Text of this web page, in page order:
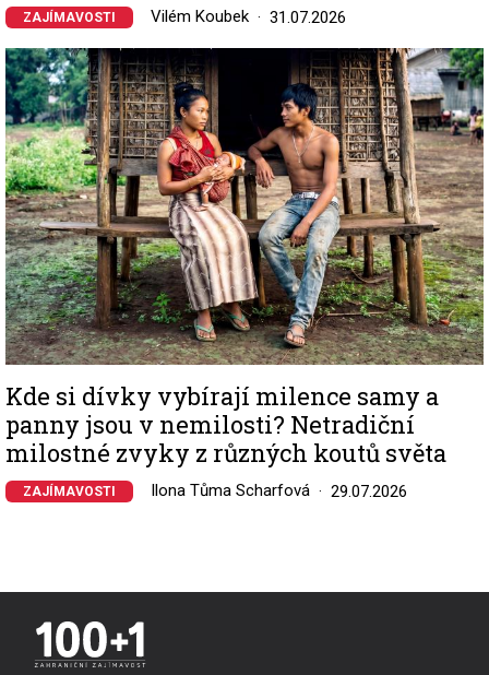
ZAJÍMAVOSTI Vilém Koubek 31.07.2026
Image
Kde si dívky vybírají milence samy a
panny jsou v nemilosti? Netradiční
milostné zvyky z různých koutů světa
ZAJÍMAVOSTI Ilona Tůma Scharfová 29.07.2026